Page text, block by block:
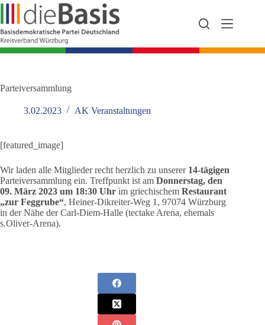
Zum
springen
Parteiversammlung
3.02.2023 AK Veranstaltungen
[featured_image]
Wir laden alle Mitglieder recht herzlich zu unserer 14-tägigen
Parteiversammlung ein. Treffpunkt ist am Donnerstag, den
09. März 2023 um 18:30 Uhr im griechischem Restaurant
„zur Feggrube“, Heiner-Dikreiter-Weg 1, 97074 Würzburg
in der Nähe der Carl-Diem-Halle (tectake Arena, ehemals
s.Oliver-Arena).